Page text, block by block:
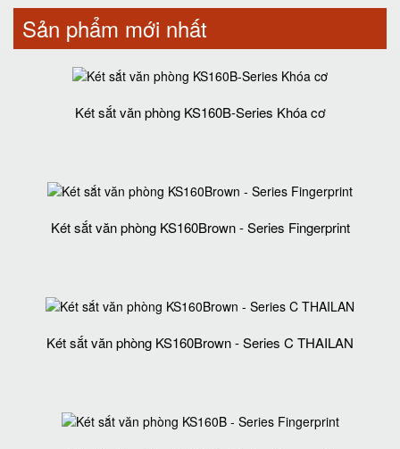
Sản phẩm mới nhất
Két sắt văn phòng KS160B-Series Khóa cơ
Két sắt văn phòng KS160Brown - Series Fingerprint
Két sắt văn phòng KS160Brown - Series C THAILAN